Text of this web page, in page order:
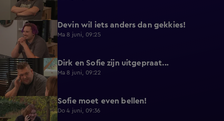
0:25 Devin wil iets anders dan gekkies!
Ma 8 juni, 09:25
0:26 Dirk en Sofie zijn uitgepraat...
Ma 8 juni, 09:22
1:13 Sofie moet even bellen!
Do 4 juni, 09:36